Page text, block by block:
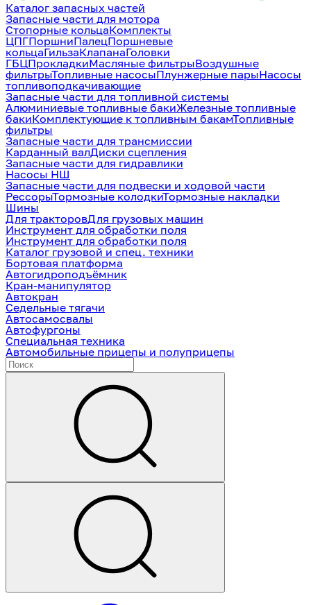
Каталог запасных частей
Запасные части для мотора
Стопорные кольцаКомплекты
ЦПГПоршниПалецПоршневые
кольцаГильзаКлапанаГоловки
ГБЦПрокладкиМасляные фильтрыВоздушные
фильтрыТопливные насосыПлунжерные парыНасосы
топливоподкачивающие
Запасные части для топливной системы
Алюминиевые топливные бакиЖелезные топливные
бакиКомплектующие к топливным бакамТопливные
фильтры
Запасные части для трансмиссии
Карданный валДиски сцепления
Запасные части для гидравлики
Насосы НШ
Запасные части для подвески и ходовой части
РессорыТормозные колодкиТормозные накладки
Шины
Для тракторовДля грузовых машин
Инструмент для обработки поля
Инструмент для обработки поля
Каталог грузовой и спец. техники
Бортовая платформа
Автогидроподъёмник
Кран-манипулятор
Автокран
Седельные тягачи
Автосамосвалы
Автофургоны
Специальная техника
Автомобильные прицепы и полуприцепы